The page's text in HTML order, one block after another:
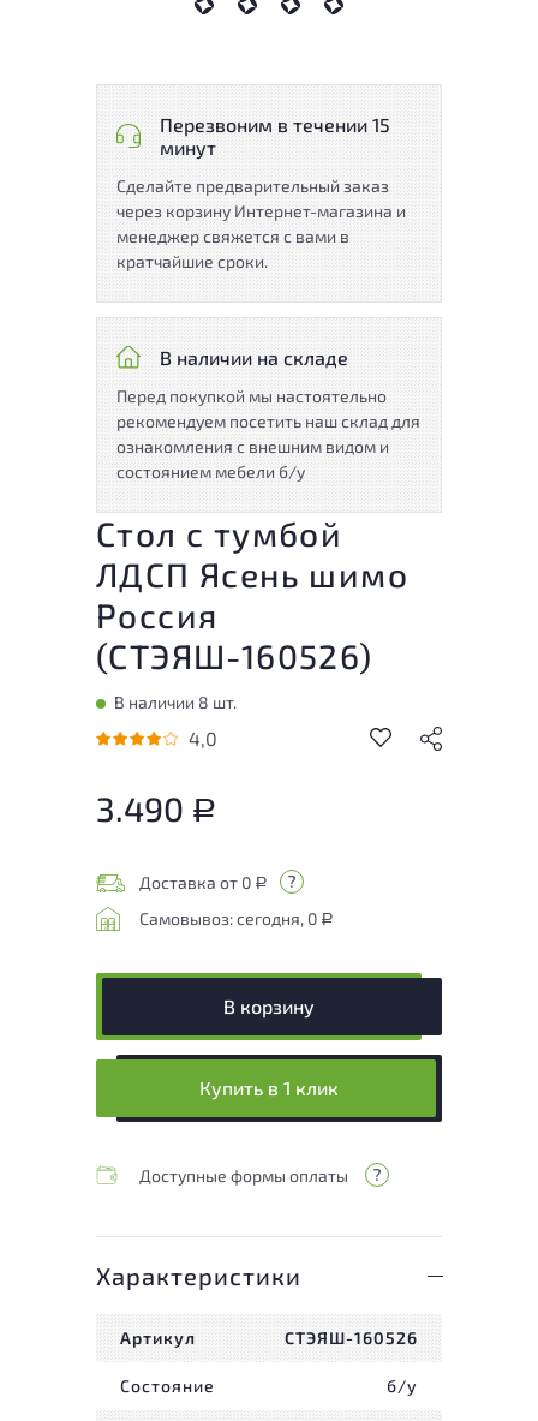
Перезвоним в течении 15
минут
Сделайте предварительный заказ
через корзину Интернет-магазина и
менеджер свяжется с вами в
кратчайшие сроки.
В наличии на складе
Перед покупкой мы настоятельно
рекомендуем посетить наш склад для
ознакомления с внешним видом и
состоянием мебели б/у
Стол с тумбой
ЛДСП Ясень шимо
Россия
(СТЭЯШ-160526)
В наличии 8 шт.
4,0
3.490 Р
Доставка от 0 Р
Самовывоз: сегодня, 0 Р
В корзину
Купить в 1 клик
Доступные формы оплаты
Характеристики
Артикул СТЭЯШ-160526
Состояние б/у